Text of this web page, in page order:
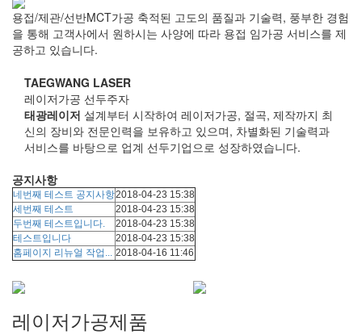
용접/제관/선반MCT가공 축적된 고도의 품질과 기술력, 풍부한 경험
을 통해 고객사에서 원하시는 사양에 따라 용접 임가공 서비스를 제
공하고 있습니다.
TAEGWANG LASER
레이저가공 선두주자
태광레이저 설계부터 시작하여 레이저가공, 절곡, 제작까지 최
신의 장비와 전문인력을 보유하고 있으며, 차별화된 기술력과
서비스를 바탕으로 업계 선두기업으로 성장하였습니다.
공지사항
네번째 테스트 공지사항2018-04-23 15:38
세번째 테스트
2018-04-23 15:38
두번째 테스트입니다.
2018-04-23 15:38
테스트입니다
2018-04-23 15:38
홈페이지 리뉴얼 작업... 2018-04-16 11:46
레이저가공제품